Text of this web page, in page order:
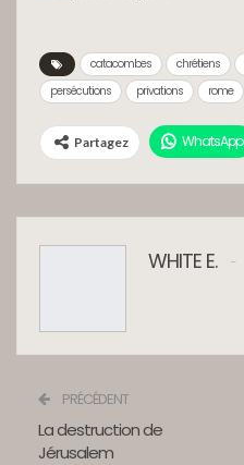
catacombes chrétiens
persécutions
privations rome
Partagez WhatsApp
WHITE E.
PRÉCÉDENT
La destruction de
Jérusalem